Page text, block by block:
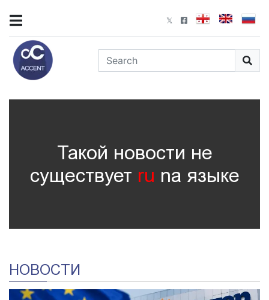
Такой новости не
существует ru nа языке
НОВОСТИ